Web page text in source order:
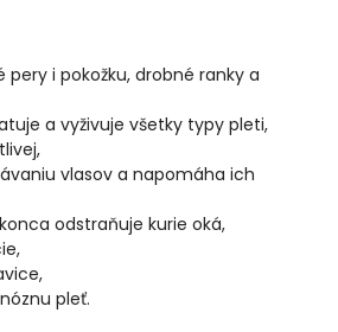
pery i pokožku, drobné ranky a
a vyživuje všetky typy pleti,
vlasov a napomáha ich
odstraňuje kurie oká,
pleť.